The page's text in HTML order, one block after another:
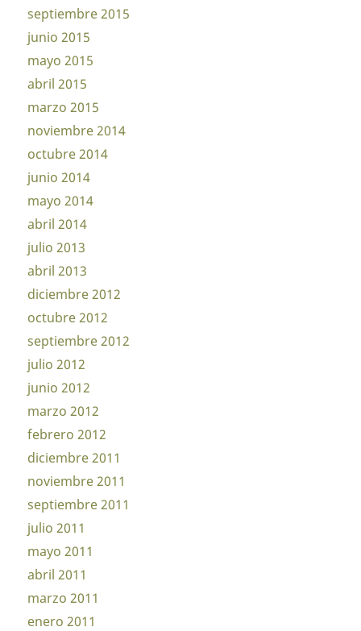
septiembre 2015
junio 2015
mayo 2015
abril 2015
marzo 2015
noviembre 2014
octubre 2014
junio 2014
mayo 2014
abril 2014
julio 2013
abril 2013
diciembre 2012
octubre 2012
septiembre 2012
julio 2012
junio 2012
marzo 2012
febrero 2012
diciembre 2011
noviembre 2011
septiembre 2011
julio 2011
mayo 2011
abril 2011
marzo 2011
enero 2011